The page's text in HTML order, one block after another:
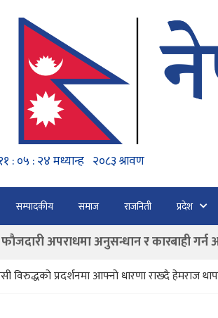
सम्पादकीय समाज राजनिती प्रदेश
नेपाल वायुसेवाको राहत उडानमार्फत १५७
हङ्गेरी सरकारले एकल मुद्राको रुपमा ‘युरो’ लागु
फाैजदारी अपराधमा अनुसन्धान र कारबाही गर्न
बाढी पहिरोका कारण मृत्यु हुनेको संख्या ६० पुग्यो
विरुद्धको प्रदर्शनमा आफ्नो धारणा राख्दै हेमराज